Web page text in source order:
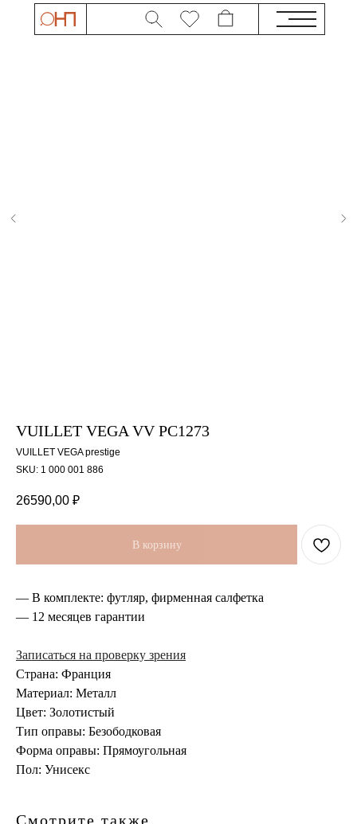
VUILLET VEGA VV PC1273
VUILLET VEGA prestige
SKU: 1 000 001 886
26590,00 ₽
В корзину
— В комплекте: футляр, фирменная салфетка
— 12 месяцев гарантии
Записаться на проверку зрения
Страна: Франция
Материал: Металл
Цвет: Золотистый
Тип оправы: Безободковая
Форма оправы: Прямоугольная
Пол: Унисекс
Смотрите также